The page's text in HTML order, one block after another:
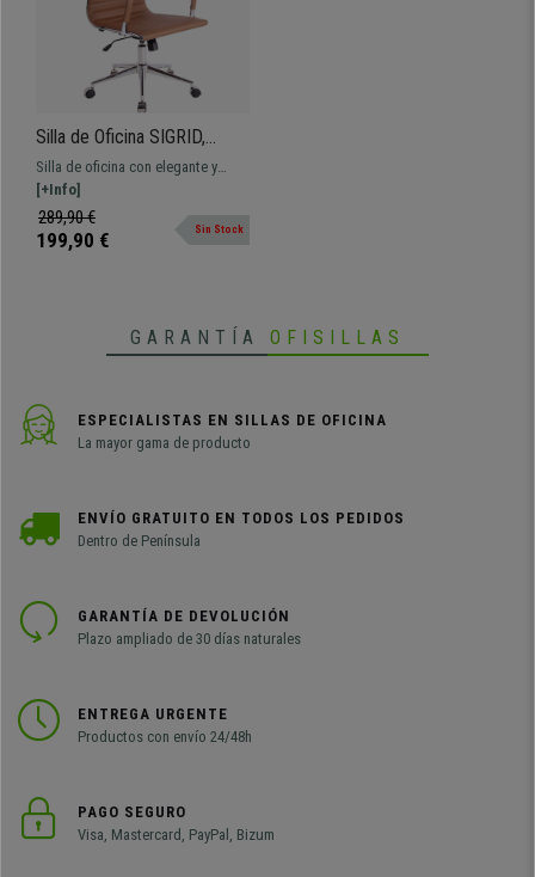
Silla de Oficina SIGRID,
Elegante Diseño, Respaldo
Alto, en Piel Marrón
Silla de oficina con elegante y
moderno diseño llamativo que
aúna confort y materiales de alta
calidad.
[+Info]
289,90 €
199,90 € Sin Stock
GARANTÍA OFISILLAS
ESPECIALISTAS EN SILLAS DE OFICINA
La mayor gama de producto
ENVÍO GRATUITO EN TODOS LOS PEDIDOS
Dentro de Península
GARANTÍA DE DEVOLUCIÓN
Plazo ampliado de 30 días naturales
ENTREGA URGENTE
Productos con envío 24/48h
PAGO SEGURO
Visa, Mastercard, PayPal, Bizum